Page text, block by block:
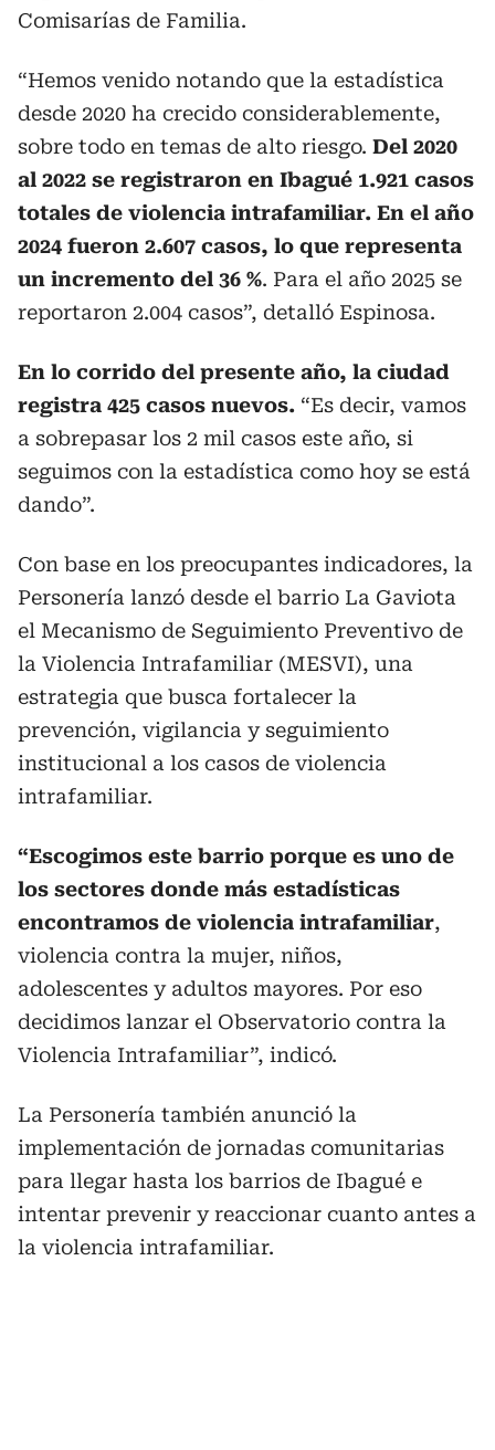
Comisarías de Familia.
“Hemos venido notando que la estadística
desde 2020 ha crecido considerablemente,
sobre todo en temas de alto riesgo. Del 2020
al 2022 se registraron en Ibagué 1.921 casos
totales de violencia intrafamiliar. En el año
2024 fueron 2.607 casos, lo que representa
un incremento del 36 %. Para el año 2025 se
reportaron 2.004 casos”, detalló Espinosa.
En lo corrido del presente año, la ciudad
registra 425 casos nuevos. “Es decir, vamos
a sobrepasar los 2 mil casos este año, si
seguimos con la estadística como hoy se está
dando”.
Con base en los preocupantes indicadores, la
Personería lanzó desde el barrio La Gaviota
el Mecanismo de Seguimiento Preventivo de
la Violencia Intrafamiliar (MESVI), una
estrategia que busca fortalecer la
prevención, vigilancia y seguimiento
institucional a los casos de violencia
intrafamiliar.
“Escogimos este barrio porque es uno de
los sectores donde más estadísticas
encontramos de violencia intrafamiliar,
violencia contra la mujer, niños,
adolescentes y adultos mayores. Por eso
decidimos lanzar el Observatorio contra la
Violencia Intrafamiliar”, indicó.
La Personería también anunció la
implementación de jornadas comunitarias
para llegar hasta los barrios de Ibagué e
intentar prevenir y reaccionar cuanto antes a
la violencia intrafamiliar.